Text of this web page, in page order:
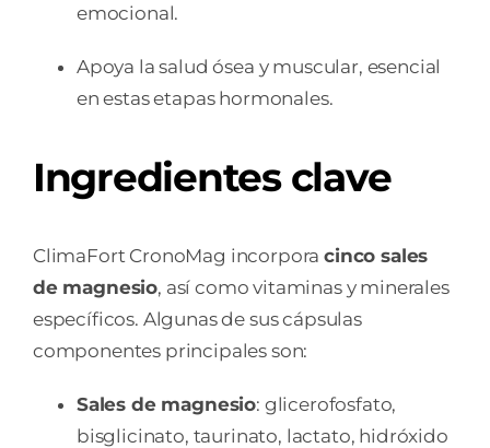
emocional.
Apoya la salud ósea y muscular, esencial
en estas etapas hormonales.
Ingredientes clave
ClimaFort CronoMag incorporacinco sales
de magnesio, así como vitaminas y minerales
específicos. Algunas de sus cápsulas
componentes principales son:
Sales de magnesio: glicerofosfato,
bisglicinato, taurinato, lactato, hidróxido